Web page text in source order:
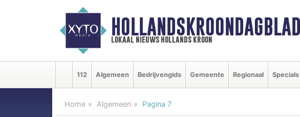
lokaal nieuws hollands kroon
112 Algemeen Bedrijvengids Gemeente Regionaal Specials
Home Algemeen Pagina 7